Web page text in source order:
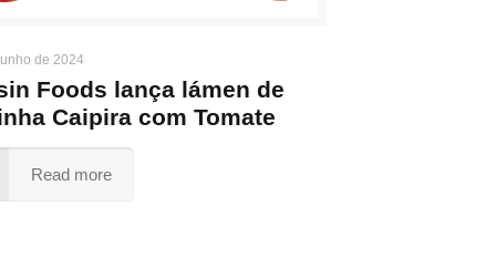
de 2024
Foods lança lámen de
Caipira com Tomate
Read more